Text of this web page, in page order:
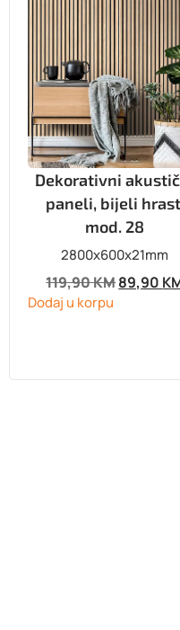
Dekorativni
paneli, bijeli
mod. 28
2800x600x21mm
119,90KM89,90
Dodaj u korpu